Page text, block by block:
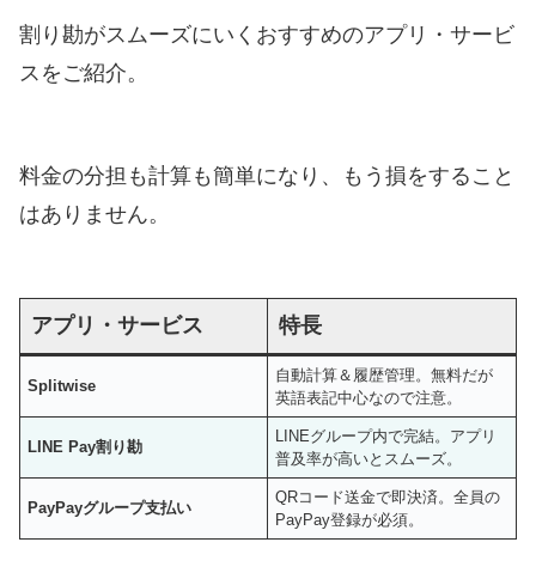
割り勘がスムーズにいくおすすめのアプリ・サービ
スをご紹介。
料金の分担も計算も簡単になり、もう損をすること
はありません。
アプリ・サービス 特長
Splitwise
自動計算＆履歴管理。無料だが
英語表記中心なので注意。
LINE Pay割り勘
LINEグループ内で完結。アプリ
普及率が高いとスムーズ。
PayPayグループ支払い
QRコード送金で即決済。全員の
PayPay登録が必須。